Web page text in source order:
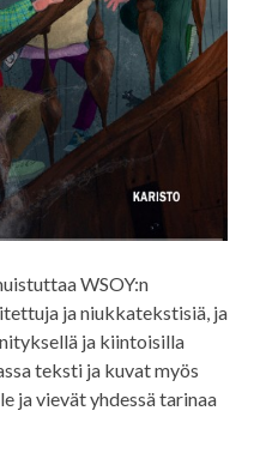
WSOY:n
ja niukkatekstisiä, ja
ja kiintoisilla
teksti ja kuvat myös
ja vievät yhdessä tarinaa